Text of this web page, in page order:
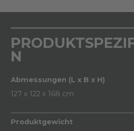
N
Abmessungen (L x B x H)
127 x 122 x 168 cm
Produktgewicht